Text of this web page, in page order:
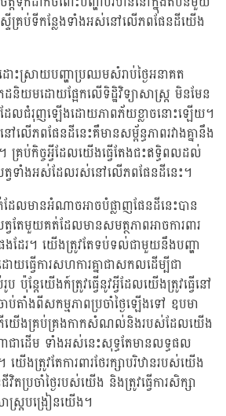
គ្រប់ទីកន្លែងទាំងអស់នៅលើភពផែនដីយើង
ដោះស្រាយបញ្ហាប្រឈមសំរាប់ថ្ងៃអនាគត
និយមដោយផ្អែកលើទិដ្ឋិវិទ្យាសាស្រ្ត មិនមែន
ដែលជំរុញឡើងដោយភាពភ័យខ្លាចនោះឡើយ។
ើភពផែនដីនេះគឺមានសម្ព័ន្ធភាពរវាងគ្នានឹង
រប់កិច្ចអ្វីដែលយើងធ្វើតែងជះឥទ្ធិពលដល់
វទាំងអស់ដែលរស់នៅលើភពផែនដីនេះ។
លមានអំណាចអាចបំផ្លាញផែនដីនេះបាន
វតែមួយគត់ដែលមានសមត្ថភាពអាចការពារ
ផងដែរ។ យើងត្រូវតែទប់ទល់ជាមួយនឹងបញ្ហា
យធ្វើការសហការគ្នាជាសកលដើម្បីជា
ន្តែយើងក៍ត្រូវធ្វើនូវអ្វីដែលយើងត្រូវធ្វើនៅ
ប់តាំងពីសកម្មភាពប្រចាំថ្ងៃឡើងទៅ ឧបមា
តើយើងគ្រប់គ្រងកាកសំណល់និងរបស់ដែលយើង
ាដើម ទាំងអស់នេះសុទ្ធតែមានលទ្ធផល
ត្រូវតែការពារថែរក្សាបរិឋានរបស់យើង
តប្រចាំថ្ងៃរបស់យើង និងត្រូវធ្វើការសិក្សា
ស្រ្តបង្រៀនយើង។